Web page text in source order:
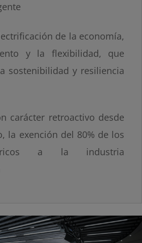
de la economía,
y la flexibilidad, que
sostenibilidad y resiliencia
carácter retroactivo desde
la exención del 80% de los
a la industria